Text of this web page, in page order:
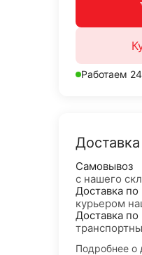
Работаем
Доставка
Самовывоз
с нашего
Доставка
курьером
Доставка по
Подробнее о